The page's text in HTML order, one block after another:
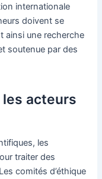
internationale
doivent se
ainsi une recherche
soutenue par des
acteurs
les
traiter des
comités d’éthique